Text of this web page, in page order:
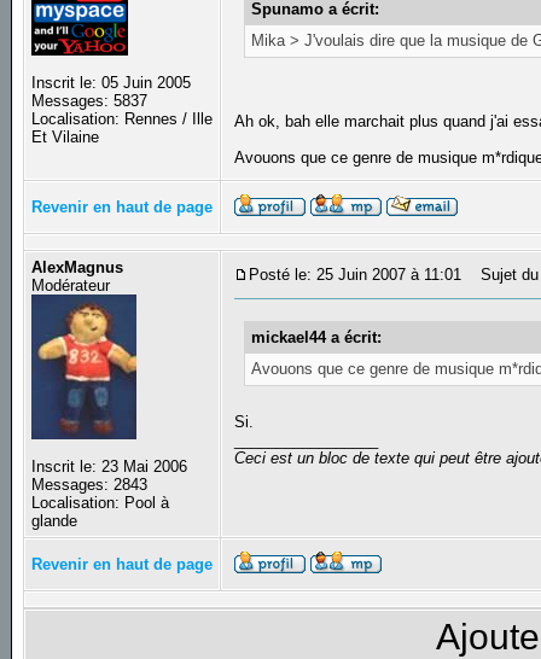
Inscrit le: 05 Juin 2005
Messages: 5837
Localisation: Rennes / Ille
Et Vilaine
Spunamo a écrit:
Mika > J'voulais dire que la musique de
Ah ok, bah elle marchait plus quand j'ai
Avouons que ce genre de musique
Revenir en haut de page
AlexMagnus
Modérateur
Inscrit le: 23 Mai 2006
Messages: 2843
Localisation: Pool à
glande
Posté le: 25 Juin 2007 à 11:01 Sujet du
mickael44 a écrit:
Avouons que ce genre de musique
Si.
Ceci est un bloc de texte qui peut être
Revenir en haut de page